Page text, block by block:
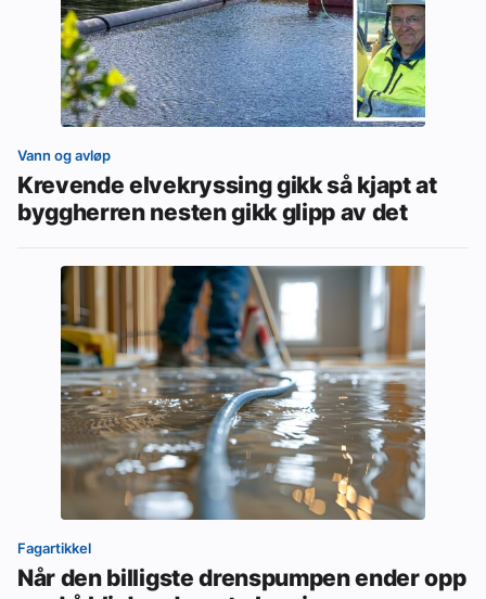
Vann og avløp
Krevende elvekryssing gikk så kjapt at
byggherren nesten gikk glipp av det
Fagartikkel
Når den billigste drenspumpen ender opp